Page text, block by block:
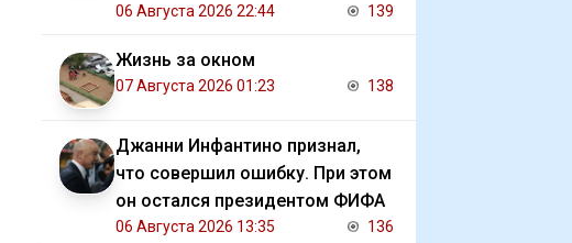
коммерческих прав на ЧМ
06 Августа 2026 22:44 139
Жизнь за окном
07 Августа 2026 01:23 138
Джанни Инфантино признал,
что совершил ошибку. При этом
он остался президентом ФИФА
06 Августа 2026 13:35 136